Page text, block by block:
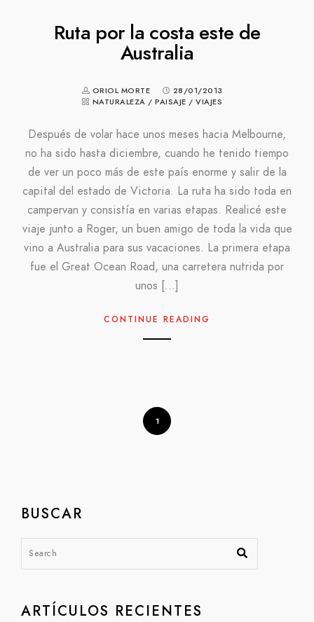
Ruta por la costa este de
Australia
ORIOL MORTE
28/01/2013
NATURALEZA /PAISAJE /VIAJES
Después de volar hace unos meses hacia Melbourne,
no ha sido hasta diciembre, cuando he tenido tiempo
de ver un poco más de este país enorme y salir de la
capital del estado de Victoria. La ruta ha sido toda en
campervan y consistía en varias etapas. Realicé este
viaje junto a Roger, un buen amigo de toda la vida que
vino a Australia para sus vacaciones. La primera etapa
fue el Great Ocean Road, una carretera nutrida por
unos […]
CONTINUE READING
1
BUSCAR
ARTÍCULOS RECIENTES